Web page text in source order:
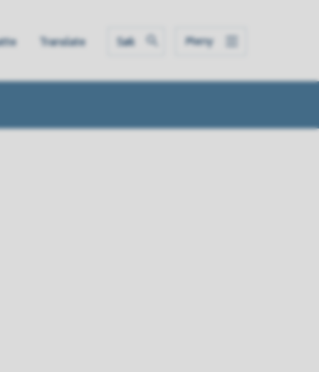
Translate Søk Meny